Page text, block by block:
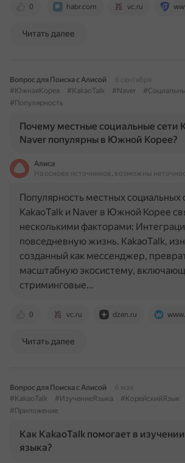
0 habr.com vc.ru
Читать далее
Вопрос для Поиска с Алисой
6 сентября
#ЮжнаяКорея
#KakaoTalk #Naver
#Популярность
Почему местные социальные сети
Naver популярны в Южной Корее?
Алиса
На основе источников, возможны
0 vc.ru dzen.ru
Популярность местных социальных
KakaoTalk и Naver в Южной Корее
несколькими факторами:
повседневную жизнь. KakaoTalk,
созданный как мессенджер,
масштабную экосистему,
стриминговые…
Читать далее
Вопрос для Поиска с Алисой
6 мая
#KakaoTalk
#ИзучениеЯзыка #КорейскийЯзык
#Приложение
Как KakaoTalk помогает в
языка?